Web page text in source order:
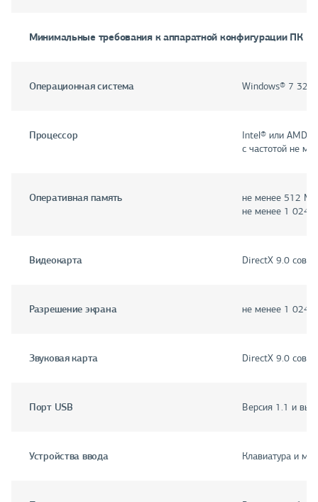
Минимальные требования к аппаратной конфигурации ПК
Операционная система Windows® 7 32-
Процессор
Intel® или AMD®
с частотой не
Оперативная память
не менее 512
не менее 1 024
Видеокарта DirectX 9.0
Разрешение экрана не менее 1 024
Звуковая карта DirectX 9.0
Порт USB Версия 1.1 и
Устройства ввода Клавиатура и